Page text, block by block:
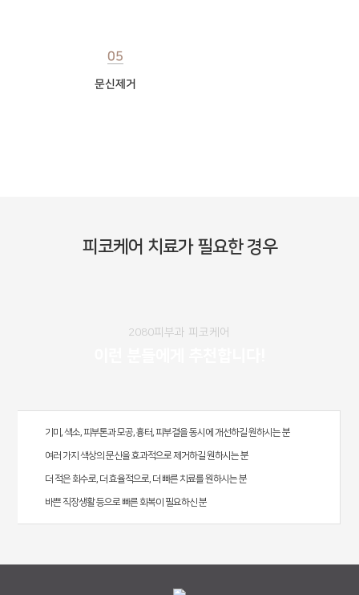
05
문신제거
피코케어 치료가 필요한 경우
2080피부과 피코케어
기미, 색소, 피부톤과 모공, 흉터, 피부결을 동시에 개선하길 원하시는 분
여러 가지 색상의 문신을 효과적으로 제거하길 원하시는 분
더 적은 회수로, 더 효율적으로, 더 빠른 치료를 원하시는 분
바쁜 직장생활 등으로 빠른 회복이 필요하신 분